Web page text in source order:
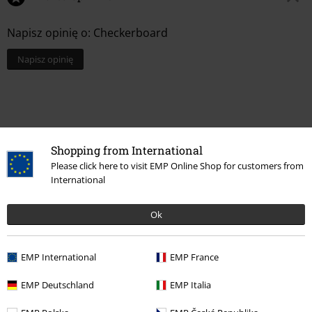
Shopping from International
Please click here to visit EMP Online Shop for customers from
International
Ok
EMP International EMP France
EMP Deutschland EMP Italia
Napisz opinię o: Checkerboard
Napisz opinię